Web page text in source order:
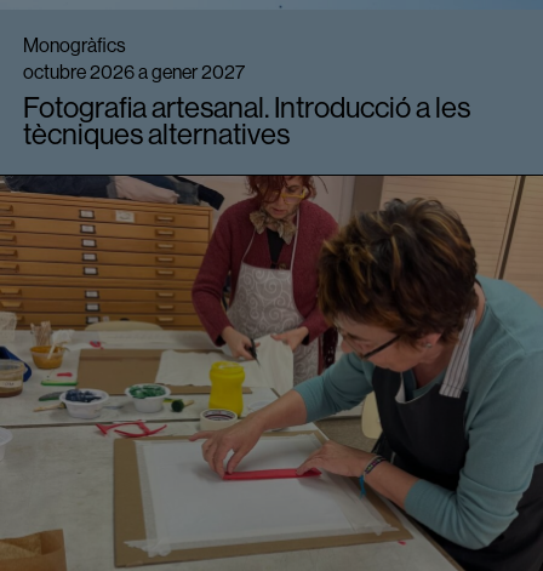
Monogràfics
octubre 2026 a gener 2027
Fotografia artesanal. Introducció a les
tècniques alternatives